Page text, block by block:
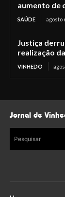
aumento de
SAÚDE agosto
Justiça
realização
VINHEDO
Jornal de
Pesquisar